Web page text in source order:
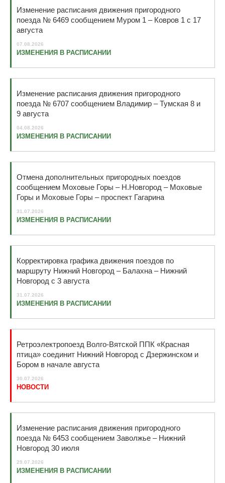
Изменение расписания движения пригородного
поезда № 6469 сообщением Муром 1 – Ковров 1 с 17
августа
07.08.2026
ИЗМЕНЕНИЯ В РАСПИСАНИИ
Изменение расписания движения пригородного
поезда № 6707 сообщением Владимир – Тумская 8 и
9 августа
04.08.2026
ИЗМЕНЕНИЯ В РАСПИСАНИИ
Отмена дополнительных пригородных поездов
сообщением Моховые Горы – Н.Новгород – Моховые
Горы и Моховые Горы – проспект Гагарина
31.07.2026
ИЗМЕНЕНИЯ В РАСПИСАНИИ
Корректировка графика движения поездов по
маршруту Нижний Новгород – Балахна – Нижний
Новгород с 3 августа
31.07.2026
ИЗМЕНЕНИЯ В РАСПИСАНИИ
Ретроэлектропоезд Волго-Вятской ППК «Красная
птица» соединит Нижний Новгород c Дзержинском и
Бором в начале августа
30.07.2026
НОВОСТИ
Изменение расписания движения пригородного
поезда № 6453 сообщением Заволжье – Нижний
Новгород 30 июля
29.07.2026
ИЗМЕНЕНИЯ В РАСПИСАНИИ